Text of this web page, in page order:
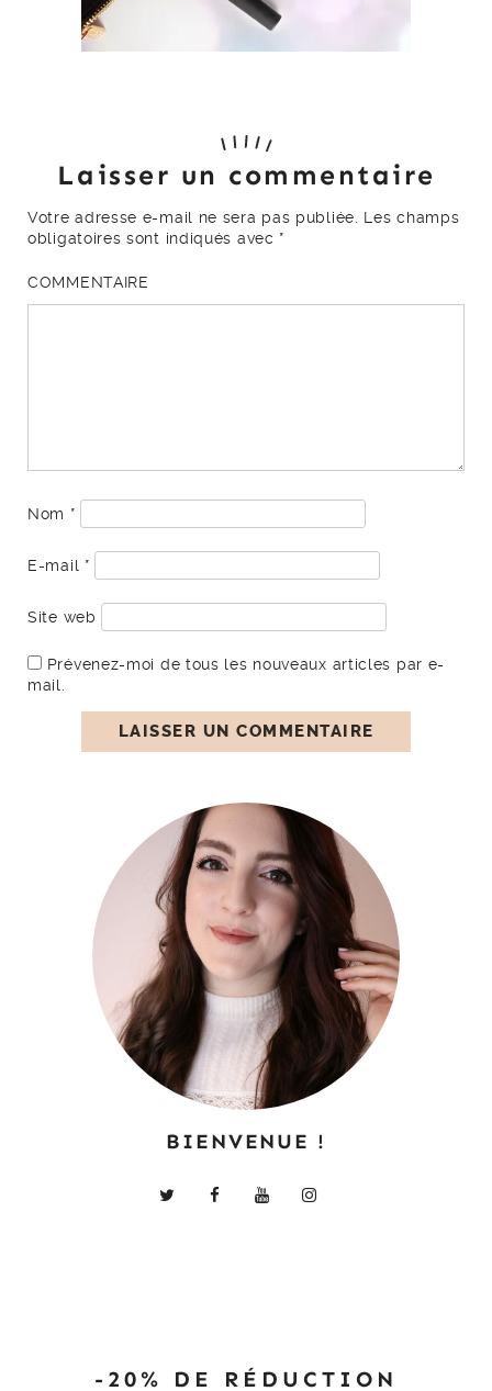
Laisser un commentaire
Votre adresse e-mail ne sera pas publiée.
Les champs
obligatoires sont indiqués avec *
COMMENTAIRE
Nom *
E-mail *
Site web
Prévenez-moi de tous les nouveaux articles par e-
mail.
BIENVENUE !
-20% DE RÉDUCTION